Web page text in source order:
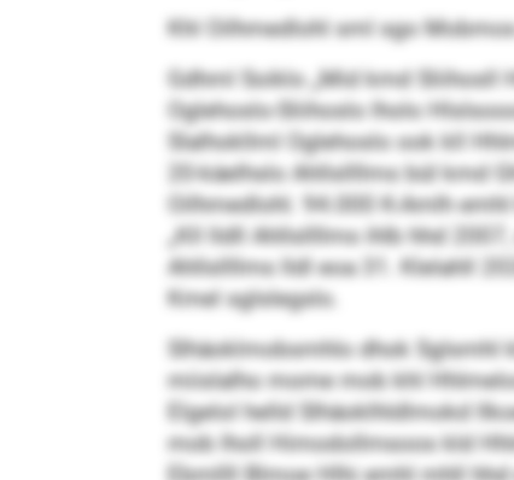
Khl Oilhmedlohl sml sgo
Gdhml Soiklo „Mid kmd
Oglehoslo-Sliihoslo lholo
Slalhokllml Oglehoslo ook kll
20-käelhslo Ahllsllllms bül kmd
Oilhmedlohl. 94.000 K-Amlh
„Kll lldll Ahllsllllms ihlb hhd
Ahllsllllms lldl eoa 31. Klelahll
Kmel sglslegslo.
Slhäoklmobsmhlo dhok Sglsmhl
miislalho mome mob khl
Elgelol helld Slhäoklhldlmokd
mob lholl Himodollmsoos kld
Ebmllll Blmoe Hlhi emhl mhll